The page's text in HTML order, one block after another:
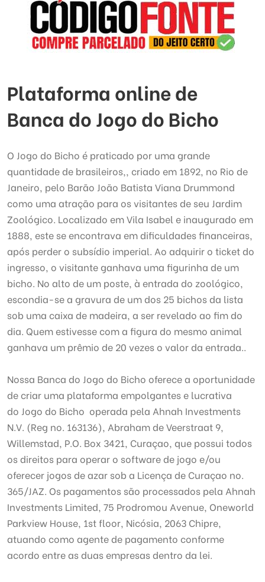
Plataforma online de
Banca do Jogo do Bicho
O Jogo do Bicho é praticado por uma grande
quantidade de brasileiros,, criado em 1892, no Rio de
Janeiro, pelo Barão João Batista Viana Drummond
como uma atração para os visitantes de seu Jardim
Zoológico. Localizado em Vila Isabel e inaugurado em
1888, este se encontrava em dificuldades financeiras,
após perder o subsídio imperial. Ao adquirir o ticket do
ingresso, o visitante ganhava uma figurinha de um
bicho. No alto de um poste, à entrada do zoológico,
escondia-se a gravura de um dos 25 bichos da lista
sob uma caixa de madeira, a ser revelado ao fim do
dia. Quem estivesse com a figura do mesmo animal
ganhava um prêmio de 20 vezes o valor da entrada..
Nossa Banca do Jogo do Bicho oferece a oportunidade
de criar uma plataforma empolgantes e lucrativa
do Jogo do Bicho operada pela Ahnah Investments
N.V. (Reg no. 163136), Abraham de Veerstraat 9,
Willemstad, P.O. Box 3421, Curaçao, que possui todos
os direitos para operar o software de jogo e/ou
oferecer jogos de azar sob a Licença de Curaçao no.
365/JAZ. Os pagamentos são processados pela Ahnah
Investments Limited, 75 Prodromou Avenue, Oneworld
Parkview House, 1st floor, Nicósia, 2063 Chipre,
atuando como agente de pagamento conforme
acordo entre as duas empresas dentro da lei.